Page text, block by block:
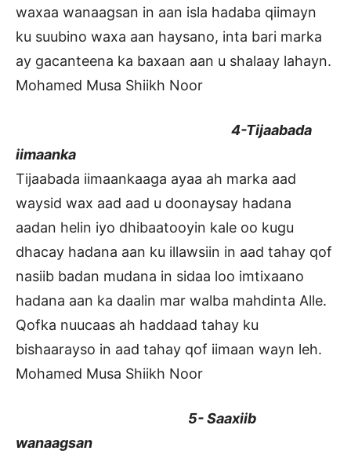
waxaa wanaagsan in aan isla hadaba qiimayn
ku suubino waxa aan haysano, inta bari marka
ay gacanteena ka baxaan aan u shalaay lahayn.
Mohamed Musa Shiikh Noor
4-Tijaabada
iimaanka
Tijaabada iimaankaaga ayaa ah marka aad
waysid wax aad aad u doonaysay hadana
aadan helin iyo dhibaatooyin kale oo kugu
dhacay hadana aan ku illawsiin in aad tahay qof
nasiib badan mudana in sidaa loo imtixaano
hadana aan ka daalin mar walba mahdinta Alle.
Qofka nuucaas ah haddaad tahay ku
bishaarayso in aad tahay qof iimaan wayn leh.
Mohamed Musa Shiikh Noor
5- Saaxiib
wanaagsan